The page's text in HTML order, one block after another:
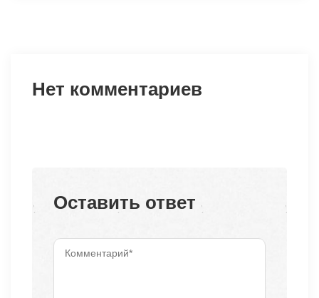
Нет комментариев
Оставить ответ